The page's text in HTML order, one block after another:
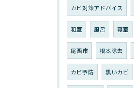
カビ対策アドバイス
和室 風呂 寝室
尾西市 根本除去
カビ予防 黒いカビ